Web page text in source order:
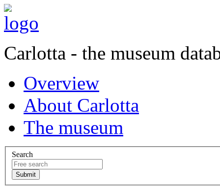
Carlotta - the museum
Overview
About Carlotta
The museum
Search